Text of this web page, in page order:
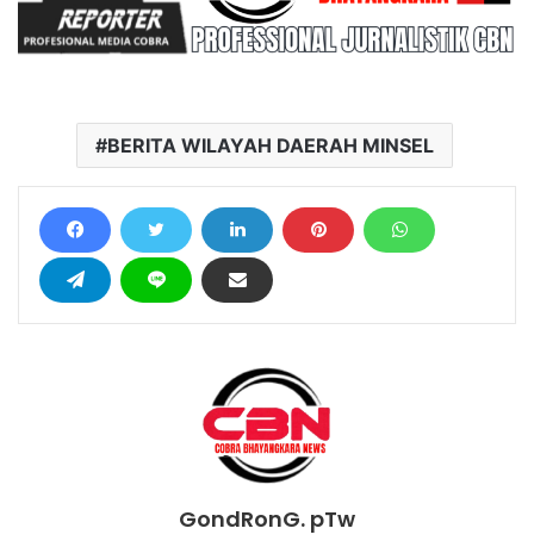
BERITA WILAYAH DAERAH MINSEL
GondRonG. pTw